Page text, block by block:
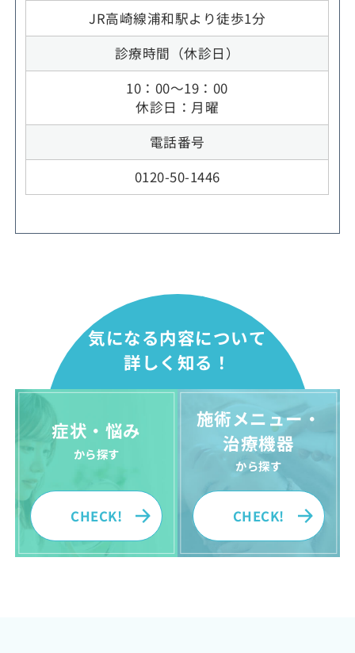
JR高崎線浦和駅より徒歩1分
診療時間（休診日）
10：00～19：00
休診日：月曜
電話番号
0120-50-1446
気になる内容について
詳しく知る！
症状・悩み
から探す
CHECK!
施術メニュー・
治療機器
から探す
CHECK!